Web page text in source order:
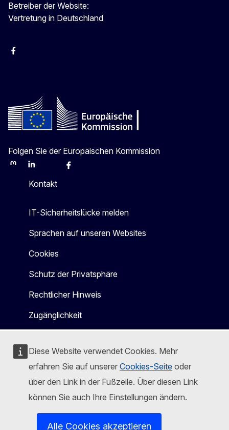
Diese Website verwendet Cookies. Mehr
erfahren Sie auf unserer Cookies-Seite oder
über den Link in der Fußzeile. Über diesen Link
können Sie auch Ihre Einstellungen ändern.
Alle Cookies akzeptieren
Betreiber der Website:
Vertretung in Deutschland
facebook
Folgen Sie der Europäischen Kommission
MastodonLinkedInBlueskyFacebook
Kontakt
IT-Sicherheitslücke melden
Sprachen auf unseren Websites
Cookies
Schutz der Privatsphäre
Rechtlicher Hinweis
Zugänglichkeit